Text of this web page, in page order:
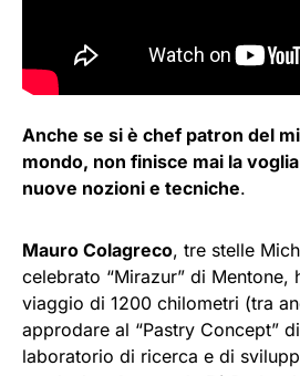
Anche se si è chef patron del
mondo, non finisce mai la
nuove nozioni e tecniche.
Mauro Colagreco, tre stelle
celebrato “Mirazur” di Mentone,
viaggio di 1200 chilometri (tra
approdare al “Pastry Concept”
laboratorio di ricerca e di